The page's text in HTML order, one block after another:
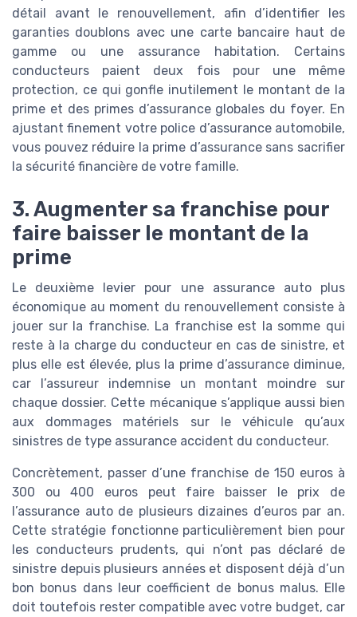
détail avant le renouvellement, afin d’identifier les
garanties doublons avec une carte bancaire haut de
gamme ou une assurance habitation. Certains
conducteurs paient deux fois pour une même
protection, ce qui gonfle inutilement le montant de la
prime et des primes d’assurance globales du foyer. En
ajustant finement votre police d’assurance automobile,
vous pouvez réduire la prime d’assurance sans sacrifier
la sécurité financière de votre famille.
3. Augmenter sa franchise pour
faire baisser le montant de la
prime
Le deuxième levier pour une assurance auto plus
économique au moment du renouvellement consiste à
jouer sur la franchise. La franchise est la somme qui
reste à la charge du conducteur en cas de sinistre, et
plus elle est élevée, plus la prime d’assurance diminue,
car l’assureur indemnise un montant moindre sur
chaque dossier. Cette mécanique s’applique aussi bien
aux dommages matériels sur le véhicule qu’aux
sinistres de type assurance accident du conducteur.
Concrètement, passer d’une franchise de 150 euros à
300 ou 400 euros peut faire baisser le prix de
l’assurance auto de plusieurs dizaines d’euros par an.
Cette stratégie fonctionne particulièrement bien pour
les conducteurs prudents, qui n’ont pas déclaré de
sinistre depuis plusieurs années et disposent déjà d’un
bon bonus dans leur coefficient de bonus malus. Elle
doit toutefois rester compatible avec votre budget, car